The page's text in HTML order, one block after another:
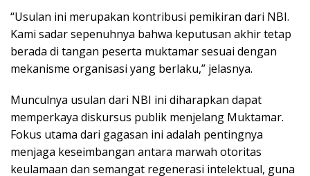
“Usulan ini merupakan kontribusi pemikiran dari NBI.
Kami sadar sepenuhnya bahwa keputusan akhir tetap
berada di tangan peserta muktamar sesuai dengan
mekanisme organisasi yang berlaku,” jelasnya.
Munculnya usulan dari NBI ini diharapkan dapat
memperkaya diskursus publik menjelang Muktamar.
Fokus utama dari gagasan ini adalah pentingnya
menjaga keseimbangan antara marwah otoritas
keulamaan dan semangat regenerasi intelektual, guna